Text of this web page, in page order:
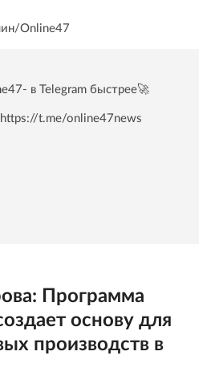
Online47
в Telegram быстрее🚀
https://t.me/online47news
Программа
основу для
производств в